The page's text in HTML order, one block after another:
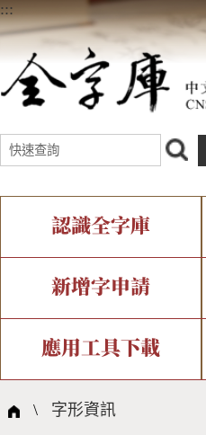
:::
認識全字庫
全字庫介紹
中文碼介紹
國際字碼相關組織
IDS查詢
複合查詢
筆畫查詢
新增字申請
新字申請處理流程
字形即時顯示
全字庫授權
應用工具下載
個人電腦造字處理工具
問題集
\ 字形資訊